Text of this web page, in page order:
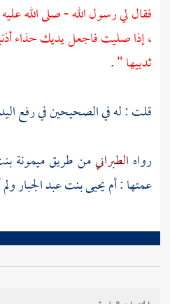
فقال لي رسول الله - صلى الله
، إذا صليت فاجعل يديك حذاء
ثدييها ".
قلت : له في الصحيحين في رفع
رواه الطبرانيمن طريقميمونة
عمتها :أم يحيى بنت عبد الجبار